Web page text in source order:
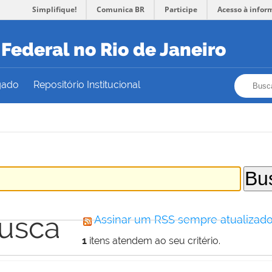
Simplifique! Comunica BR Participe Acesso à
no Rio de Janeiro
Repositório Institucional
Assinar um RSS sempre
1itens atendem ao seu critério.